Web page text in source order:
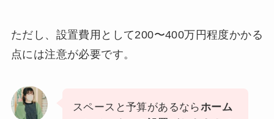
ただし、設置費用として200〜400万円程度かかる
点には注意が必要です。
スペースと予算があるならホーム